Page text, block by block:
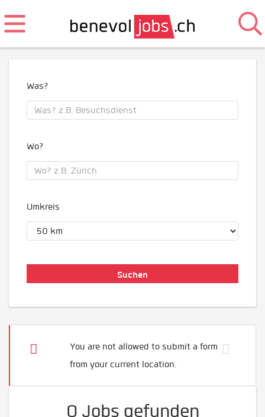
Was?
Wo?
Umkreis
You are not allowed to submit a form
from your current location.
0 Jobs gefunden